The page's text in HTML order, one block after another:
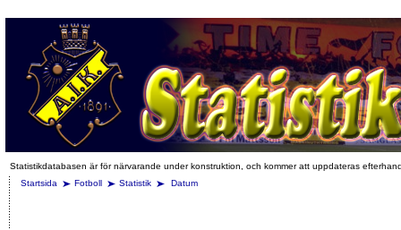
Statistikdatabasen är för närvarande under konstruktion, och kommer att uppdateras
Startsida
Fotboll Statistik Datum